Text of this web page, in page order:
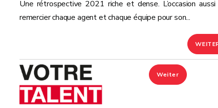
Une rétrospective 2021 riche et dense. L’occasion
remercier chaque agent et chaque équipe pour son...
Weiter